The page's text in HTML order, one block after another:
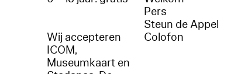
Wij accepteren
ICOM,
Museumkaart en
Pers
Steun de Appel
Colofon